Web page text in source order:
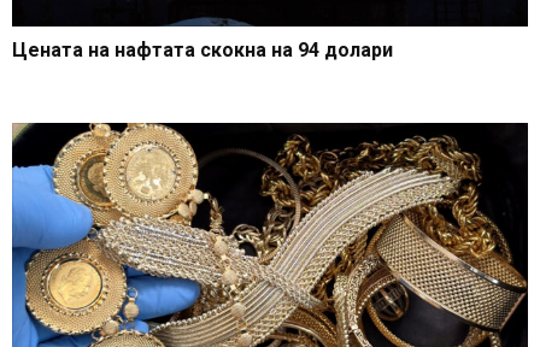
Цената на нафтата скокна на 94 долари